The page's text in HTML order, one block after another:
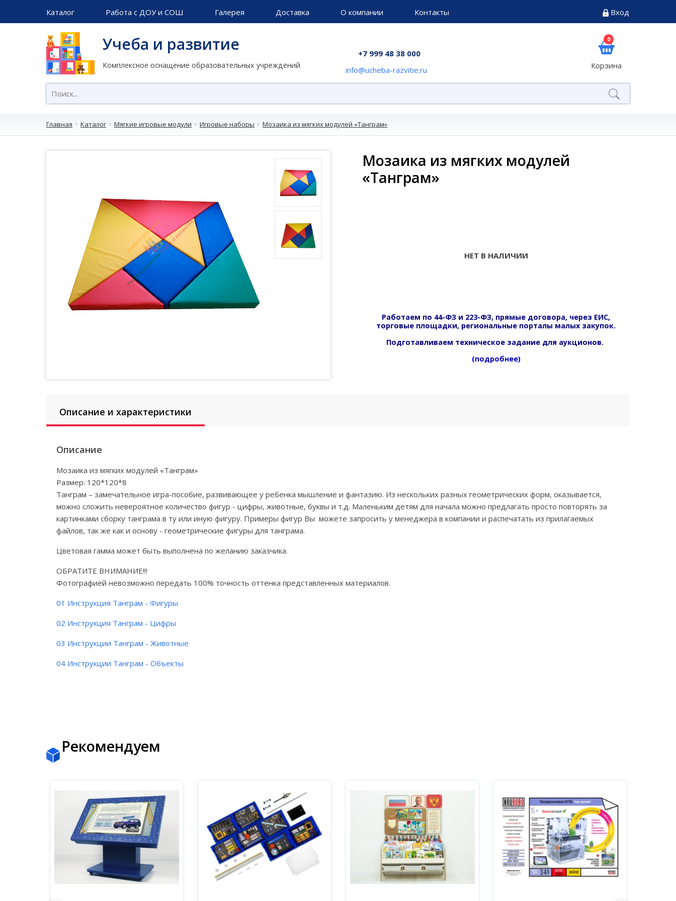
Каталог Работа с ДОУ и СОШ Галерея Доставка О компании Контакты Вход
Учеба и развитие
Комплексное оснащение образовательных учреждений
+7 999 48 38 000
info@ucheba-razvitie.ru
0
Корзина
Главная Каталог Мягкие игровые модули Игровые наборы Мозаика из мягких модулей «Танграм»
Мозаика из мягких модулей
«Танграм»
НЕТ В НАЛИЧИИ
Работаем по 44-ФЗ и 223-ФЗ, прямые договора, через ЕИС,
торговые площадки, региональные порталы малых закупок.
Подготавливаем техническое задание для аукционов.
(подробнее)
Описание и характеристики
Описание
Мозаика из мягких модулей «Танграм»
Размер: 120*120*8
Танграм – замечательное игра-пособие, развивающее у ребенка мышление и фантазию. Из нескольких разных геометрических форм, оказывается,
можно сложить невероятное количество фигур - цифры, животные, буквы и т.д. Маленьким детям для начала можно предлагать просто повторять за
картинками сборку танграма в ту или иную фигуру. Примеры фигур Вы можете запросить у менеджера в компании и распечатать из прилагаемых
файлов, так же как и основу - геометрические фигуры для танграма.
Цветовая гамма может быть выполнена по желанию заказчика.
ОБРАТИТЕ ВНИМАНИЕ!!!
Фотографией невозможно передать 100% точность оттенка представленных материалов.
01 Инструкция Танграм - Фигуры
02 Инструкция Танграм - Цифры
03 Инструкции Танграм - Животные
04 Инструкции Танграм - Объекты
Рекомендуем